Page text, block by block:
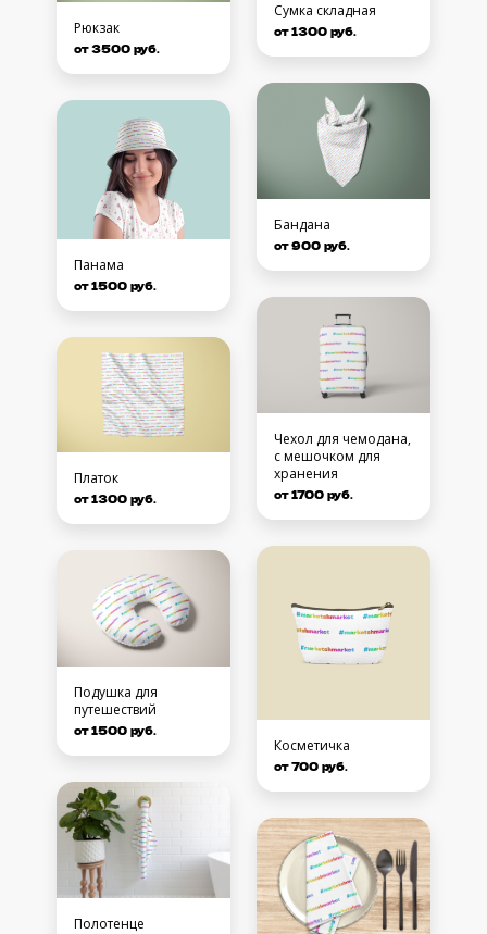
Рюкзак
от 3500 руб.
Панама
от 1500 руб.
Платок
от 1300 руб.
Подушка для
путешествий
от 1500 руб.
Полотенце
Сумка складная
от 1300 руб.
Бандана
от 900 руб.
Чехол для чемодана,
с мешочком для
хранения
от 1700 руб.
Косметичка
от 700 руб.